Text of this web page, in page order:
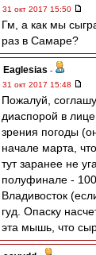
31 окт 2017 15:50
Гм, а как мы
раз в Самаре?
Eaglesias -
31 окт 2017 15:48
Пожалуй,
диаспорой в
зрения погоды
начале марта,
тут заранее не
полуфинале -
Владивосток
гуд. Опаску
эта мышь, что